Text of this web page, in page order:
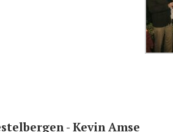
- Kevin Amse